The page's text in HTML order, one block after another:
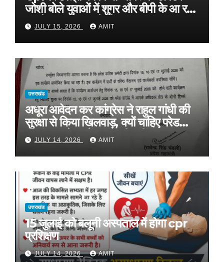
जोशी बोले युवाओं में शुगर और बीपी के आ रहे
मामले, फास्ट फूड से रहे दूर
JULY 15, 2026 AMIT
उत्तराखंड
अधूरा आवेदन कर कांग्रेस ने राहुल गांधी की
सुरक्षा से किया खिलवाड़, क्यों चाहिए परेड
ग्राउंड, आवेदन में बताया ही नहीं
JULY 14, 2026 AMIT
उत्तराखंड
15 जुलाई को बलूनी अस्पताल में होगा cpr
प्रशिक्षण
JULY 14, 2026 AMIT